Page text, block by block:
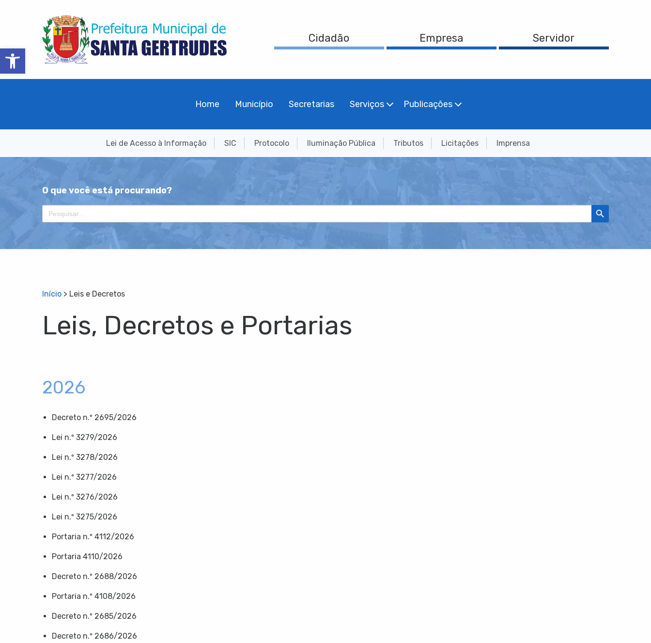
Barra de Ferramentas Aberta
Cidadão Empresa Servidor
Home Município Secretarias Serviços Publicações
Lei de Acesso à Informação SIC Protocolo Iluminação Pública Tributos Licitações Imprensa
O que você está procurando?
Search
for:
Search Button
Início > Leis e Decretos
Leis, Decretos e Portarias
2026
Decreto n.º 2695/2026
Lei n.º 3279/2026
Lei n.º 3278/2026
Lei n.º 3277/2026
Lei n.º 3276/2026
Lei n.º 3275/2026
Portaria n.º 4112/2026
Portaria 4110/2026
Decreto n.º 2688/2026
Portaria n.º 4108/2026
Decreto n.º 2685/2026
Decreto n.º 2686/2026